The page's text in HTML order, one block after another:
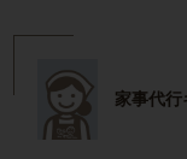
家事代